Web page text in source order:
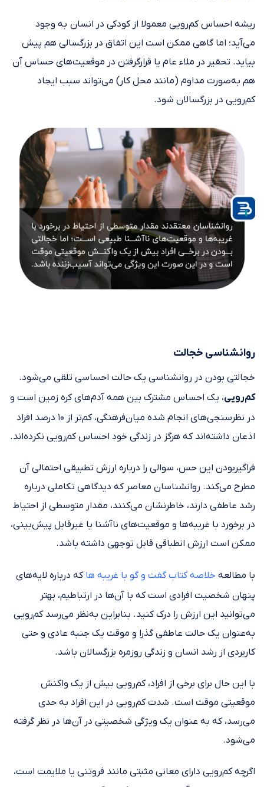
ریشه احساس کم‌رویی معمولا از کودکی در انسان به وجود
می‌آید؛ اما گاهی ممکن است این اتفاق در بزرگسالی هم پیش
بیاید. تحقیر در ملاء عام یا قرارگرفتن در موقعیت‌های حساس آن
هم به‌صورت مداوم (مانند محل کار) می‌تواند سبب ایجاد
کم‌رویی در بزرگسالان شود.
روانشناسی خجالت
خجالتی بودن در روانشناسی یک حالت احساسی تلقی می‌شود.
کم‌رویی، یک احساس مشترک بین همه آدم‌های کره زمین است و
در نظرسنجی‌های انجام شده میان‌فرهنگی، کم‌تر از ۱۰ درصد افراد
اذعان داشته‌اند که هرگز در زندگی خود احساس کم‌رویی نکرده‌اند.
فراگیربودن این حس، سوالی را درباره ارزش تطبیقی احتمالی آن
مطرح می‌کند. روانشناسان معاصر که دیدگاهی تکاملی درباره
رشد عاطفی دارند، خاطرنشان می‌کنند، مقدار متوسطی از احتیاط
در برخورد با غریبه‌ها و موقعیت‌های ناآشنا یا غیرقابل پیش‌بینی،
ممکن است ارزش انطباقی قابل توجهی داشته باشد.
با مطالعه خلاصه کتاب گفت و گو با غریبه ها که درباره لایه‌های
پنهان شخصیت افرادی است که با آن‌ها در ارتباطیم، بهتر
می‌توانید این ارزش را درک کنید. بنابراین به‌نظر می‌رسد کم‌رویی
به‌عنوان یک حالت عاطفی گذرا و موقت یک جنبه عادی و حتی
کاربردی از رشد انسان و زندگی روزمره بزرگسالان باشد.
با این حال برای برخی از افراد، کم‌رویی بیش از یک واکنش
موقعیتی موقت است. شدت کم‌رویی در این افراد به حدی
می‌رسد، که به عنوان یک ویژگی شخصیتی در آن‌ها در نظر گرفته
می‌شود.
اگرچه کم‌رویی دارای معانی مثبتی مانند فروتنی یا ملایمت است،